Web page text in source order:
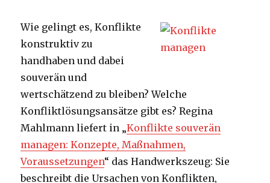
Wie gelingt es, Konflikte
konstruktiv zu
handhaben und dabei
souverän und
wertschätzend zu bleiben? Welche
Konfliktlösungsansätze gibt es? Regina
Mahlmann liefert in „Konflikte souverän
managen: Konzepte, Maßnahmen,
Voraussetzungen“ das Handwerkszeug: Sie
beschreibt die Ursachen von Konflikten,